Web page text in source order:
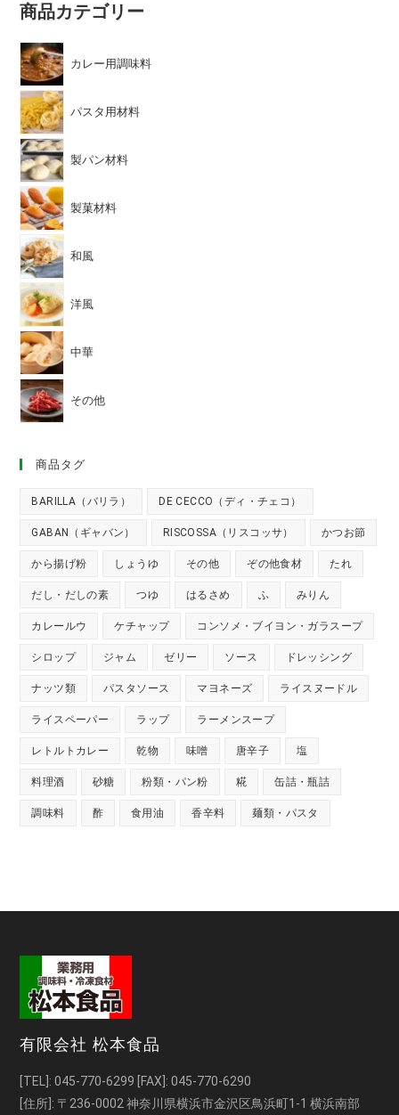
商品カテゴリー
カレー用調味料
パスタ用材料
製パン材料
製菓材料
和風
洋風
中華
その他
商品タグ
BARILLA（バリラ） DE CECCO（ディ・チェコ）
GABAN（ギャバン） RISCOSSA（リスコッサ） かつお節
から揚げ粉 しょうゆ その他 ぞの他食材 たれ
だし・だしの素 つゆ はるさめ ふ みりん
カレールウ ケチャップ コンソメ・ブイヨン・ガラスープ
シロップ ジャム ゼリー ソース ドレッシング
ナッツ類 パスタソース マヨネーズ ライスヌードル
ライスペーパー ラップ ラーメンスープ
レトルトカレー 乾物 味噌 唐辛子 塩
料理酒 砂糖 粉類・パン粉 糀 缶詰・瓶詰
調味料 酢 食用油 香辛料 麺類・パスタ
有限会社 松本食品
[TEL]:045-770-6299 [FAX]: 045-770-6290
[住所]: 〒236-0002 神奈川県横浜市金沢区鳥浜町1-1 横浜南部